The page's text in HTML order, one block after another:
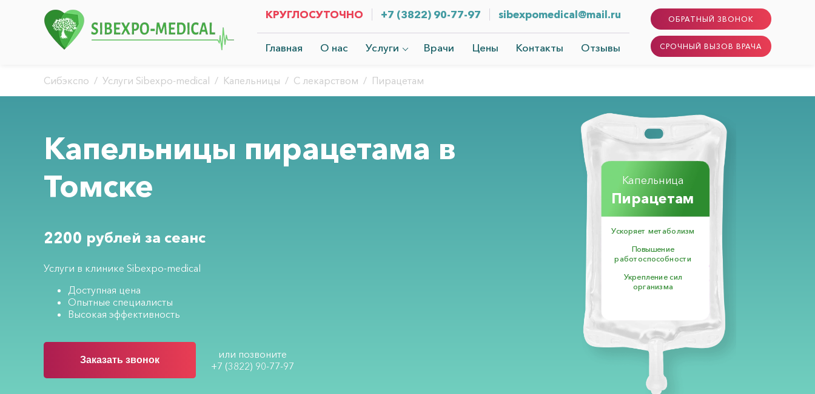
КРУГЛОСУТОЧНО +7 (3822) 90-77-97 sibexpomedical@mail.ru
Главная О нас Услуги Врачи Цены Контакты Отзывы
ОБРАТНЫЙ ЗВОНОК
СРОЧНЫЙ ВЫЗОВ ВРАЧА
Сибэкспо / Услуги Sibexpo-medical / Капельницы / С лекарством / Пирацетам
Капельницы пирацетама в
Томске
2200 рублей за сеанс
Услуги в клинике Sibexpo-medical
Доступная цена
Опытные специалисты
Высокая эффективность
Заказать звонок
или позвоните
+7 (3822) 90-77-97
Капельница
Пирацетам
Ускоряет метаболизм
Повышение
работоспособности
Укрепление сил
организма